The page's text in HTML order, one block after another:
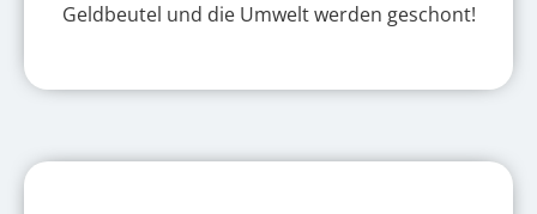
Geldbeutel und die Umwelt werden geschont!